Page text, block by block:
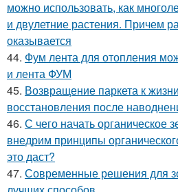
можно использовать, как
и двулетние растения. Причем
оказывается
44. Фум лента для отопления
и лента ФУМ
45. Возвращение паркета к
восстановления после
46. С чего начать органическое
внедрим принципы
это даст?
47. Современные решения для